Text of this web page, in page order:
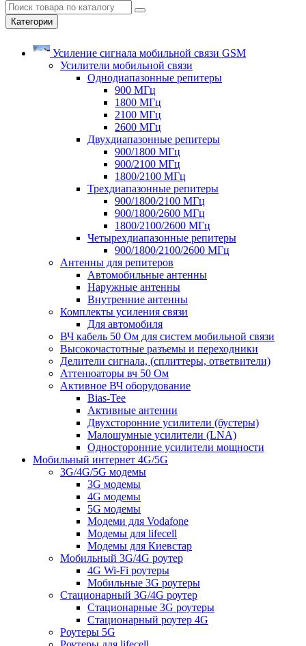
Категории
Усиление сигнала мобильной связи GSM
Усилители мобильной связи
Однодиапазонные репитеры
900 МГц
1800 МГц
2100 МГц
2600 МГц
Двухдиапазонные репитеры
900/1800 МГц
900/2100 МГц
1800/2100 МГц
Трехдиапазонные репитеры
900/1800/2100 МГц
900/1800/2600 МГц
1800/2100/2600 МГц
Четырехдиапазонные репитеры
900/1800/2100/2600 МГц
Антенны для репитеров
Автомобильные антенны
Наружные антенны
Внутренние антенны
Комплекты усиления связи
Для автомобиля
ВЧ кабель 50 Ом для систем мобильной связи
Высокочастотные разъемы и переходники
Делители сигнала, (сплиттеры, ответвители)
Аттенюаторы вч 50 Ом
Активное ВЧ оборудование
Bias-Tee
Активные антенни
Двухсторонние усилители (бустеры)
Малошумные усилители (LNA)
Односторонние усилители мощности
Мобильный интернет 4G/5G
3G/4G/5G модемы
3G модемы
4G модемы
5G модемы
Модеми для Vodafone
Модемы для lifecell
Модемы для Киевстар
Мобильный 3G/4G роутер
4G Wi-Fi роутеры
Мобильные 3G роутеры
Стационарный 3G/4G роутер
Стационарные 3G роутеры
Стационарный роутер 4G
Роутеры 5G